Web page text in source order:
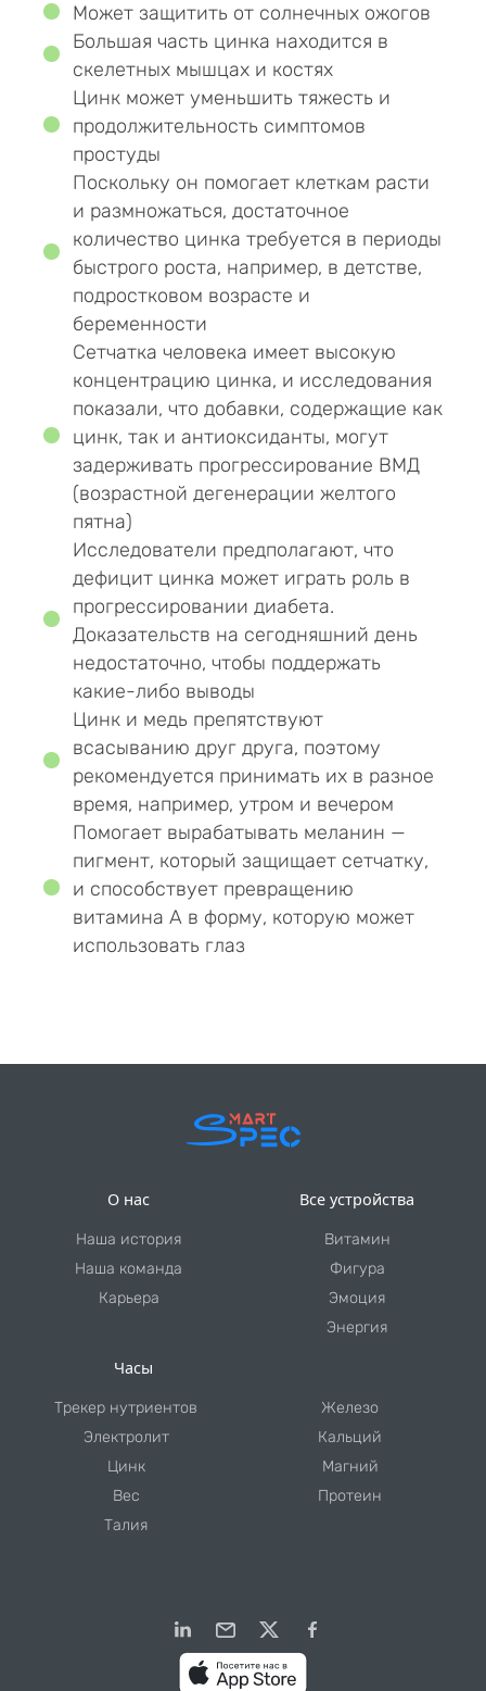
Может защитить от солнечных ожогов
Большая часть цинка находится в
скелетных мышцах и костях
Цинк может уменьшить тяжесть и
продолжительность симптомов
простуды
Поскольку он помогает клеткам расти
и размножаться, достаточное
количество цинка требуется в периоды
быстрого роста, например, в детстве,
подростковом возрасте и
беременности
Сетчатка человека имеет высокую
концентрацию цинка, и исследования
показали, что добавки, содержащие как
цинк, так и антиоксиданты, могут
задерживать прогрессирование ВМД
(возрастной дегенерации желтого
пятна)
Исследователи предполагают, что
дефицит цинка может играть роль в
прогрессировании диабета.
Доказательств на сегодняшний день
недостаточно, чтобы поддержать
какие-либо выводы
Цинк и медь препятствуют
всасыванию друг друга, поэтому
рекомендуется принимать их в разное
время, например, утром и вечером
Помогает вырабатывать меланин —
пигмент, который защищает сетчатку,
и способствует превращению
витамина A в форму, которую может
использовать глаз
О нас
Наша история
Наша команда
Карьера
Все устройства
Витамин
Фигура
Эмоция
Энергия
Часы
Трекер нутриентов
Электролит
Цинк
Вес
Талия
Железо
Кальций
Магний
Протеин